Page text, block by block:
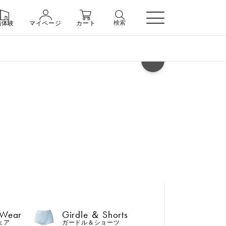
体験 マイページ カート 検索
ア
Girdle ＆ Shorts
ガードル＆ショーツ